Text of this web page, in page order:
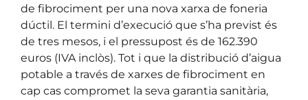
de fibrociment per una nova xarxa de foneria
dúctil. El termini d’execució que s’ha previst és
de tres mesos, i el pressupost és de 162.390
euros (IVA inclòs). Tot i que la distribució d’aigua
potable a través de xarxes de fibrociment en
cap cas compromet la seva garantia sanitària,